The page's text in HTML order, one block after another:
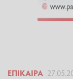
ΕΠΊΚΑΙΡΑ